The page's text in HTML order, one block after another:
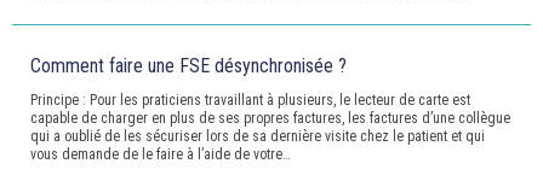
Comment faire une FSE désynchronisée ?
Principe : Pour les praticiens travaillant à plusieurs, le lecteur de carte est
capable de charger en plus de ses propres factures, les factures d’une collègue
qui a oublié de les sécuriser lors de sa dernière visite chez le patient et qui
vous demande de le faire à l’aide de votre…